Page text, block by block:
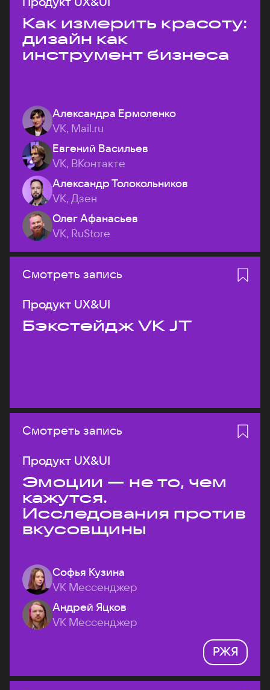
Как измерить красоту:
дизайн как
инструмент бизнеса
Александра Ермоленко
VK, Mail.ru
Евгений Васильев
VK, ВКонтакте
Александр Толокольников
VK, Дзен
Олег Афанасьев
VK, RuStore
Смотреть запись
Продукт UX&UI
Бэкстейдж VK JT
Смотреть запись
Продукт UX&UI
Эмоции — не то, чем
кажутся.
Исследования против
вкусовщины
Софья Кузина
VK Мессенджер
Андрей Яцков
VK Мессенджер
РЖЯ